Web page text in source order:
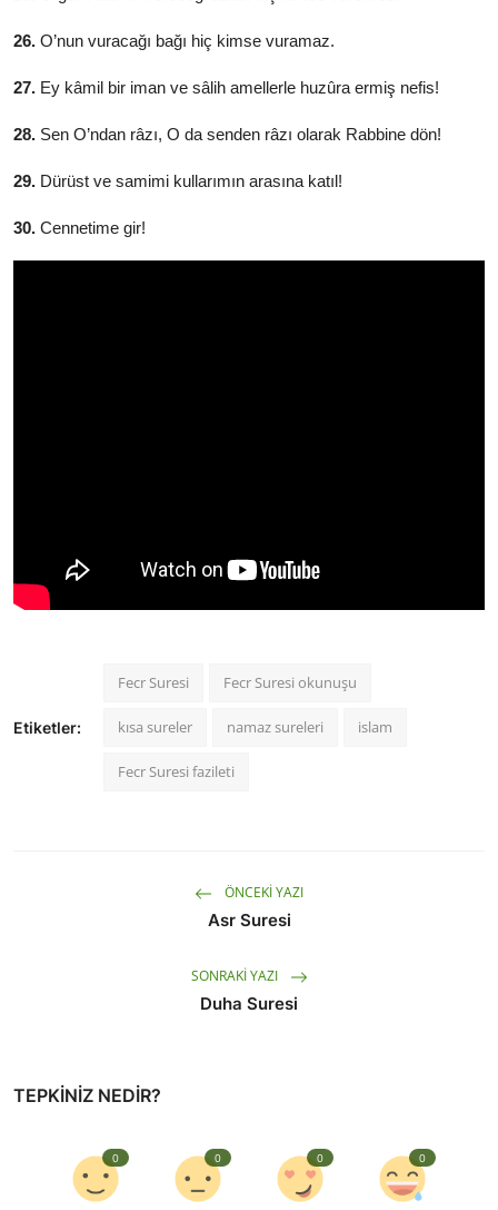
26. O’nun vuracağı bağı hiç kimse vuramaz.
27. Ey kâmil bir iman ve sâlih amellerle huzûra ermiş nefis!
28. Sen O’ndan râzı, O da senden râzı olarak Rabbine dön!
29. Dürüst ve samimi kullarımın arasına katıl!
30. Cennetime gir!
Etiketler:
Fecr Suresi Fecr Suresi okunuşu
kısa sureler namaz sureleri islam
Fecr Suresi fazileti
ÖNCEKI YAZI
Asr Suresi
SONRAKI YAZI
Duha Suresi
TEPKINIZ NEDIR?
0 0 0 0